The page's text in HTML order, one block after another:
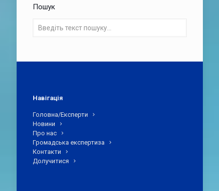
Пошук
Навігація
Головна/Експерти
Новини
Про нас
Громадська експертиза
Контакти
Долучитися